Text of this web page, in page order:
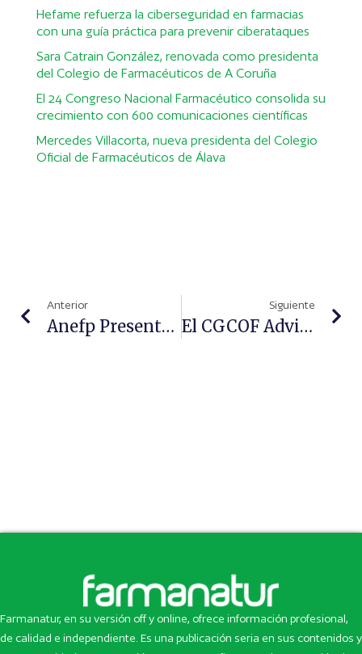
Hefame refuerza la ciberseguridad en farmacias
con una guía práctica para prevenir ciberataques
Sara Catrain González, renovada como presidenta
del Colegio de Farmacéuticos de A Coruña
El 24 Congreso Nacional Farmacéutico consolida su
crecimiento con 600 comunicaciones científicas
Mercedes Villacorta, nueva presidenta del Colegio
Oficial de Farmacéuticos de Álava
Anterior
Anefp Presenta Su Proyecto EVAFARM A Nivel Europeo
Siguiente
El CGCOF Advierte Sobre Subasta De Medicamentos Propuesta Por La AIReF
Farmanatur, en su versión off y online, ofrece información profesional,
de calidad e independiente. Es una publicación seria en sus contenidos y